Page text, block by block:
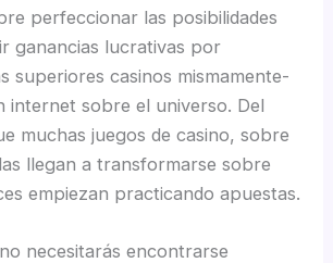
perfeccionar las posibilidades
ganancias lucrativas por
superiores casinos mismamente­
internet sobre el universo. Del
muchas juegos de casino, sobre
llegan a transformarse sobre
empiezan practicando apuestas.
necesitarás encontrarse